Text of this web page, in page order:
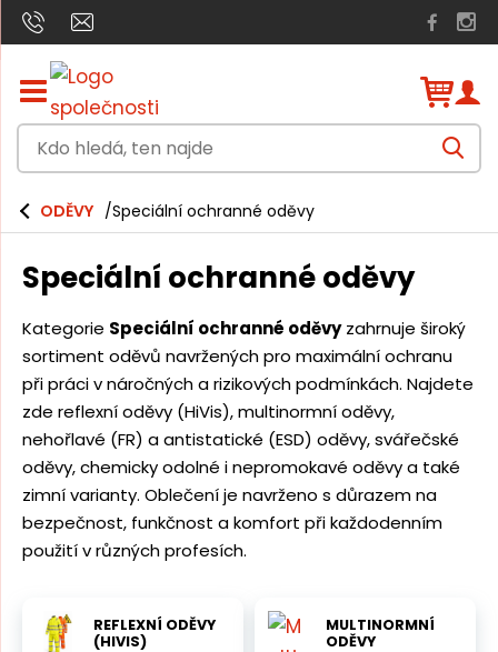
Z
o
b
a
i
t
s
r
ý
t
h
a
v
n
m
e
n
d
o
h
e
d
á
t
e
n
n
a
V
y
d
ODĚVY Speciální ochranné oděvy
Speciální ochranné oděvy
Kategorie Speciální ochranné oděvyzahrnuje široký
sortiment oděvů navržených pro maximální ochranu
při práci v náročných a rizikových podmínkách. Najdete
zde reflexní oděvy (HiVis), multinormní oděvy,
nehořlavé (FR) a antistatické (ESD) oděvy, svářečské
oděvy, chemicky odolné i nepromokavé oděvy a také
zimní varianty. Oblečení je navrženo s důrazem na
bezpečnost, funkčnost a komfort při každodenním
použití v různých profesích.
REFLEXNÍ ODĚVY
(HIVIS)
MULTINORMNÍ
ODĚVY